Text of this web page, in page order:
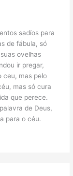
sadíos para
de fábula, só
ovelhas
ir pregar,
ceu, mas pelo
mas só cura
que perece.
de Deus,
para o céu.